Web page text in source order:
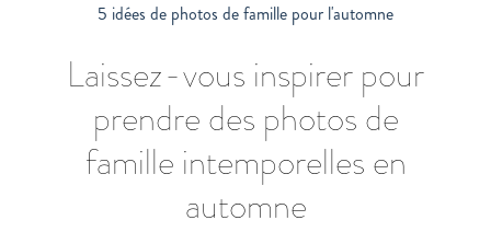
5 idées de photos de famille pour l'automne
Laissez-vous inspirer pour
prendre des photos de
famille intemporelles en
automne